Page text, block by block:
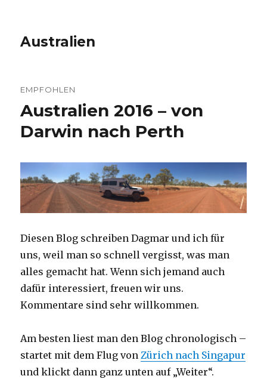
Australien
EMPFOHLEN
Australien 2016 – von
Darwin nach Perth
Diesen Blog schreiben Dagmar und ich für
uns, weil man so schnell vergisst, was man
alles gemacht hat. Wenn sich jemand auch
dafür interessiert, freuen wir uns.
Kommentare sind sehr willkommen.
Am besten liest man den Blog chronologisch –
startet mit dem Flug vonZürich nach Singapur
und klickt dann ganz unten auf „Weiter“.